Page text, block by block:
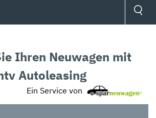
Ihren Neuwagen mit
Autoleasing
Ein Service von